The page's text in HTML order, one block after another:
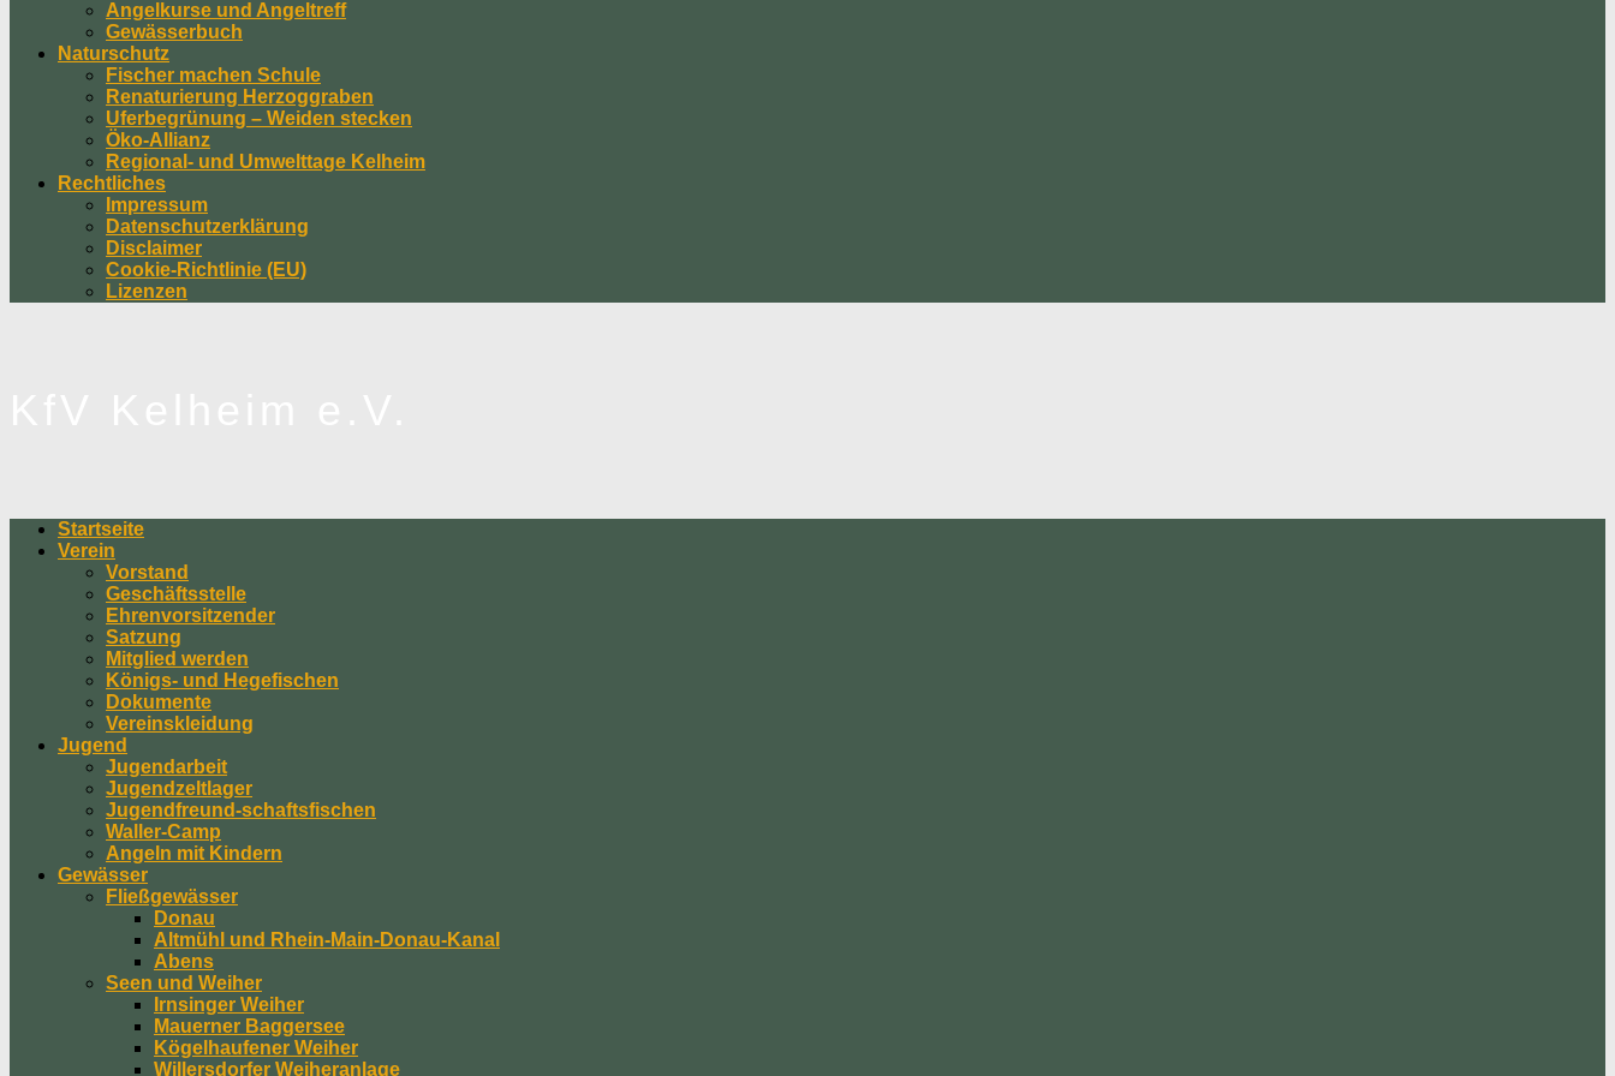
Angelkurse und Angeltreff
Gewässerbuch
Naturschutz
Fischer machen Schule
Renaturierung Herzoggraben
Uferbegrünung – Weiden stecken
Öko-Allianz
Regional- und Umwelttage Kelheim
Rechtliches
Impressum
Datenschutzerklärung
Disclaimer
Cookie-Richtlinie (EU)
Lizenzen
Startseite
Verein
Vorstand
Geschäftsstelle
Ehrenvorsitzender
Satzung
Mitglied werden
Königs- und Hegefischen
Dokumente
Vereinskleidung
Jugend
Jugendarbeit
Jugendzeltlager
Jugendfreund-schaftsfischen
Waller-Camp
Angeln mit Kindern
Gewässer
Fließgewässer
Donau
Altmühl und Rhein-Main-Donau-Kanal
Abens
Seen und Weiher
Irnsinger Weiher
Mauerner Baggersee
Kögelhaufener Weiher
Willersdorfer Weiheranlage